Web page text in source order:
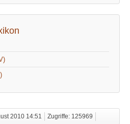
2010 14:51 Zugriffe: 125969